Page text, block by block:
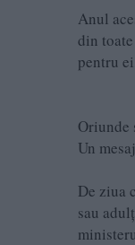
Anul
din
pentru
Oriunde
Un
De ziua
sau